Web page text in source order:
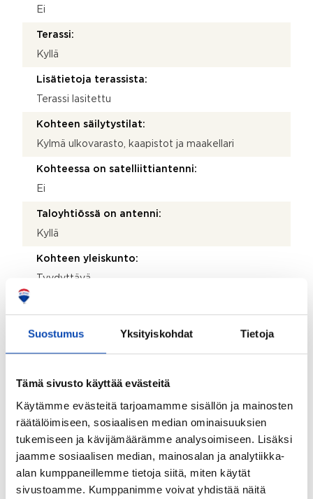
Suostumus Yksityiskohdat Tietoja
Tämä sivusto käyttää evästeitä
Käytämme evästeitä tarjoamamme sisällön ja mainosten
räätälöimiseen, sosiaalisen median ominaisuuksien
tukemiseen ja kävijämäärämme analysoimiseen. Lisäksi
jaamme sosiaalisen median, mainosalan ja analytiikka-
alan kumppaneillemme tietoja siitä, miten käytät
sivustoamme. Kumppanimme voivat yhdistää näitä
Ei
Terassi:
Kyllä
Lisätietoja terassista:
Terassi lasitettu
Kohteen säilytystilat:
Kylmä ulkovarasto, kaapistot ja maakellari
Kohteessa on satelliittiantenni:
Ei
Taloyhtiössä on antenni:
Kyllä
Kohteen yleiskunto:
Tyydyttävä
Valmistumisvuosi:
1982
Käyttöönottovuosi: